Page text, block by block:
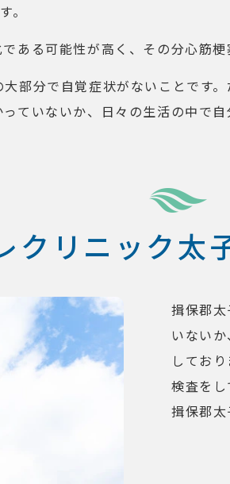
。
ある可能性が高く、その分心筋
部分で自覚症状がないことです
ていないか、日々の生活の中で
クリニック太
揖保郡
いない
してお
検査を
揖保郡